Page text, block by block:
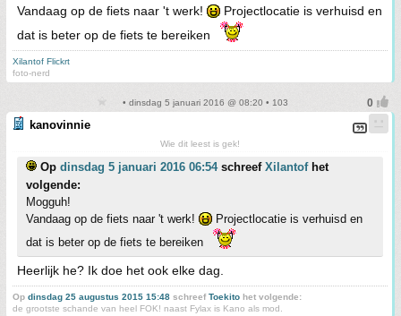
Vandaag op de fiets naar 't werk!
Projectlocatie is verhuisd en
dat is beter op de fiets te bereiken
Xilantof Flickrt
foto-nerd
• dinsdag 5 januari 2016 @ 08:20 • 103
kanovinnie
Wie dit leest is gek!
Op dinsdag 5 januari 2016 06:54schreef Xilantofhet
volgende:
Mogguh!
Vandaag op de fiets naar 't werk!
Projectlocatie is verhuisd en
dat is beter op de fiets te bereiken
Heerlijk he? Ik doe het ook elke dag.
Op dinsdag 25 augustus 2015 15:48 schreefToekito het volgende:
de grootste schande van heel FOK! naast Fylax is Kano als mod.